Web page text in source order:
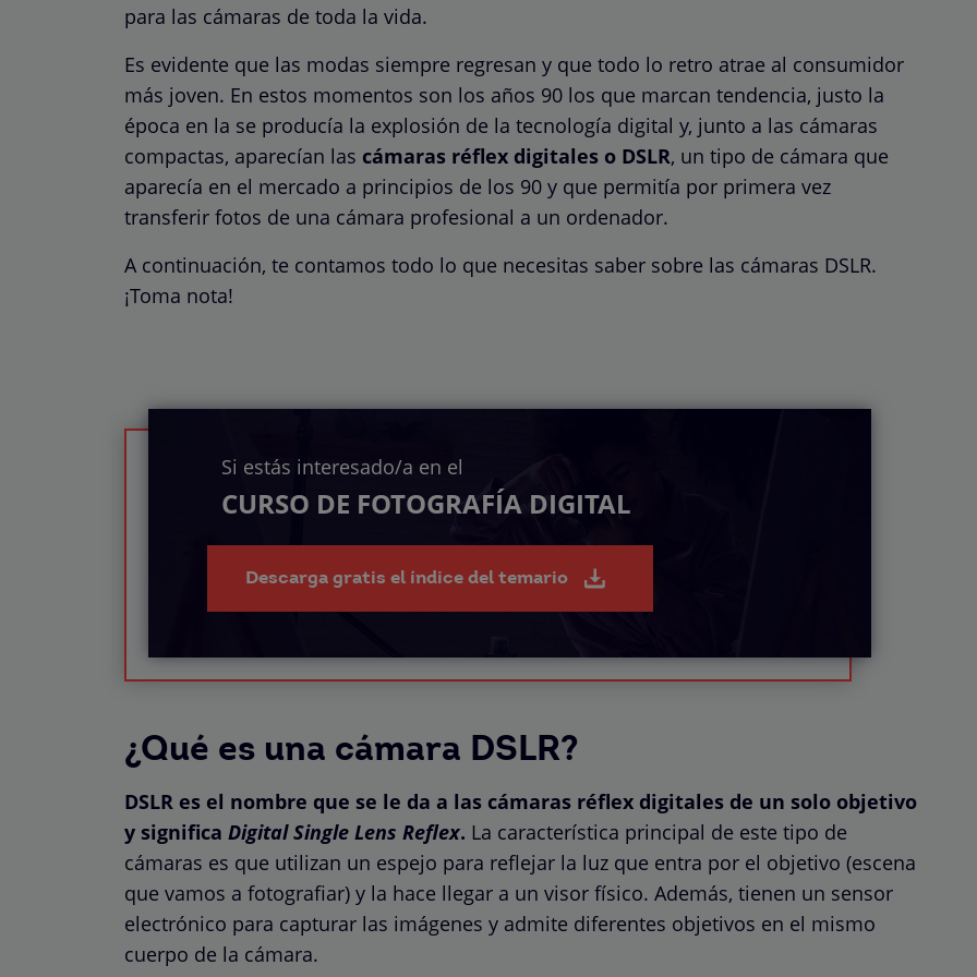
para las cámaras de toda la vida.
Es evidente que las modas siempre regresan y que todo lo retro atrae al consumidor
más joven. En estos momentos son los años 90 los que marcan tendencia, justo la
época en la se producía la explosión de la tecnología digital y, junto a las cámaras
compactas, aparecían las cámaras réflex digitales o DSLR, un tipo de cámara que
aparecía en el mercado a principios de los 90 y que permitía por primera vez
transferir fotos de una cámara profesional a un ordenador.
A continuación, te contamos todo lo que necesitas saber sobre las cámaras DSLR.
¡Toma nota!
Si estás interesado/a en el
CURSO DE FOTOGRAFÍA DIGITAL
Descarga gratis el índice del temario
¿Qué es una cámara DSLR?
DSLR es el nombre que se le da a las cámaras réflex digitales de un solo objetivo
y significa Digital Single Lens Reflex. La característica principal de este tipo de
cámaras es que utilizan un espejo para reflejar la luz que entra por el objetivo (escena
que vamos a fotografiar) y la hace llegar a un visor físico. Además, tienen un sensor
electrónico para capturar las imágenes y admite diferentes objetivos en el mismo
cuerpo de la cámara.